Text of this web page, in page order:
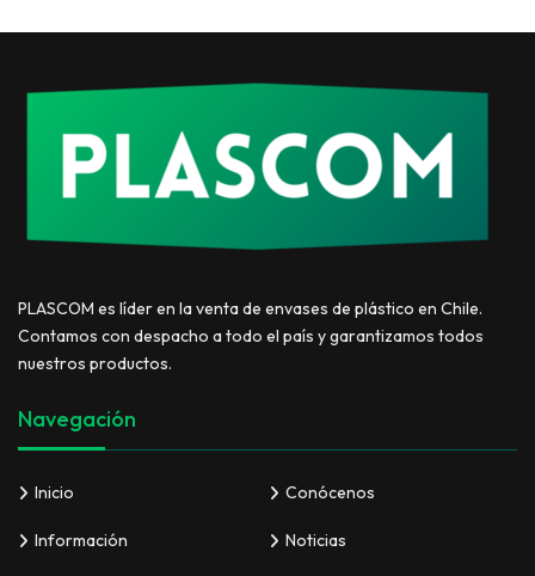
PLASCOM es líder en la venta de envases de plástico en Chile.
Contamos con despacho a todo el país y garantizamos todos
nuestros productos.
Navegación
Inicio Conócenos
Información Noticias